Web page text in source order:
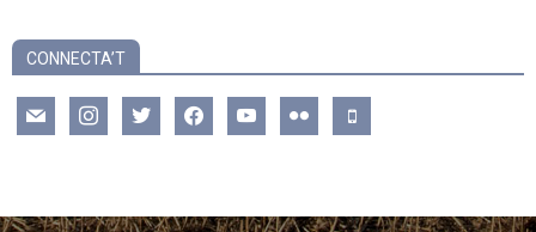
CONNECTA’T
mail instagramtwitter facebookyoutube flickr mobile